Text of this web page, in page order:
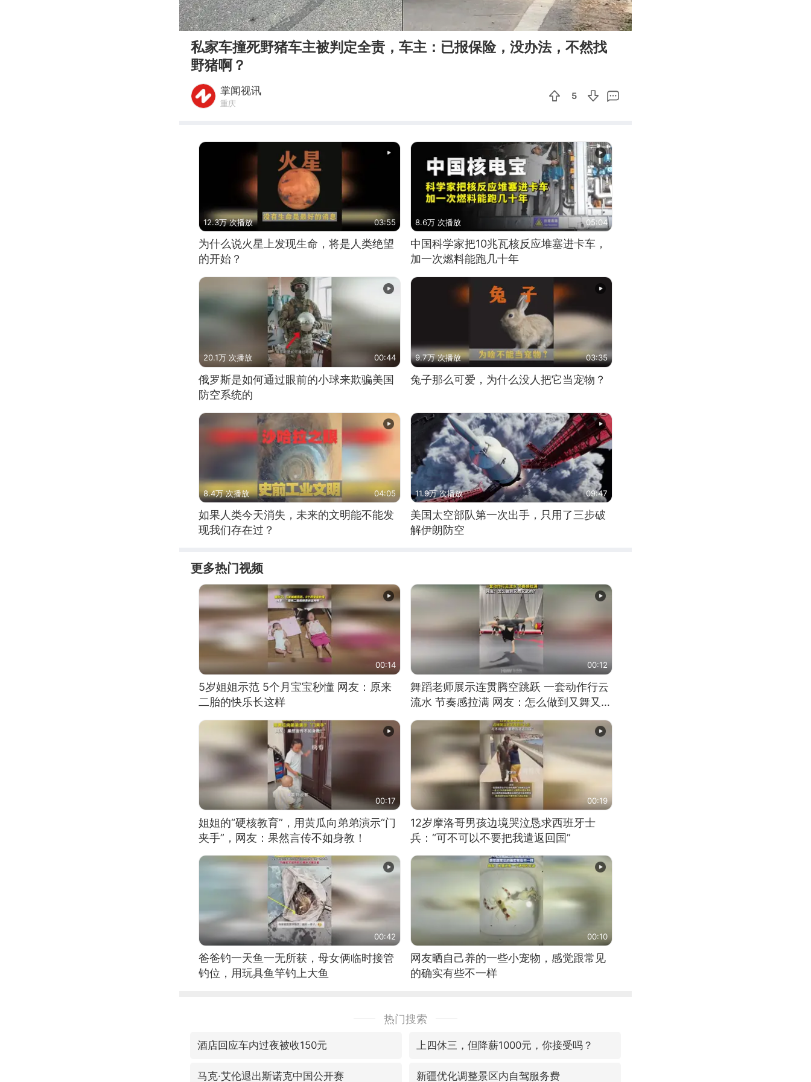
00:00 00:33
私家车撞死野猪车主被判定全责，车主：已报保险，没办法，不然找
野猪啊？
掌闻视讯
重庆
5
12.3万 次播放 03:55
为什么说火星上发现生命，将是人类绝望
的开始？
8.6万 次播放 05:04
中国科学家把10兆瓦核反应堆塞进卡车，
加一次燃料能跑几十年
20.1万 次播放 00:44
俄罗斯是如何通过眼前的小球来欺骗美国
防空系统的
9.7万 次播放 03:35
兔子那么可爱，为什么没人把它当宠物？
8.4万 次播放 04:05
如果人类今天消失，未来的文明能不能发
现我们存在过？
11.9万 次播放 09:47
美国太空部队第一次出手，只用了三步破
解伊朗防空
更多热门视频
00:14
5岁姐姐示范 5个月宝宝秒懂 网友：原来
二胎的快乐长这样
00:12
舞蹈老师展示连贯腾空跳跃 一套动作行云
流水 节奏感拉满 网友：怎么做到又舞又武
00:17
姐姐的“硬核教育”，用黄瓜向弟弟演示“门
夹手”，网友：果然言传不如身教！
00:19
12岁摩洛哥男孩边境哭泣恳求西班牙士
兵：“可不可以不要把我遣返回国”
00:42
爸爸钓一天鱼一无所获，母女俩临时接管
钓位，用玩具鱼竿钓上大鱼
00:10
网友晒自己养的一些小宠物，感觉跟常见
的确实有些不一样
热门搜索
酒店回应车内过夜被收150元 上四休三，但降薪1000元，你接受吗？
马克·艾伦退出斯诺克中国公开赛 新疆优化调整景区内自驾服务费